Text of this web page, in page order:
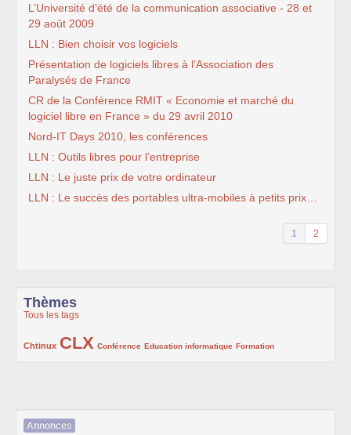
L’Université d’été de la communication associative - 28 et
29 août 2009
LLN : Bien choisir vos logiciels
Présentation de logiciels libres à l’Association des
Paralysés de France
CR de la Conférence RMIT « Economie et marché du
logiciel libre en France » du 29 avril 2010
Nord-IT Days 2010, les conférences
LLN : Outils libres pour l’entreprise
LLN : Le juste prix de votre ordinateur
LLN : Le succès des portables ultra-mobiles à petits prix…
1 2
Thèmes
Tous les tags
Chtinux
222/1002CLX
1002/1002 Conférence
132/1002 Education informatique
119/1002 Formation
168/1002
Annonces